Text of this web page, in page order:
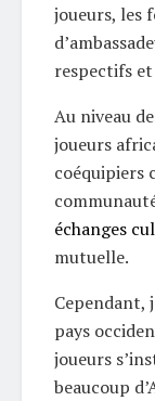
joueurs, les
respectifs
Au niveau
joueurs
coéquipiers
échanges
mutuelle.
Cependant,
pays
joueurs
beaucoup